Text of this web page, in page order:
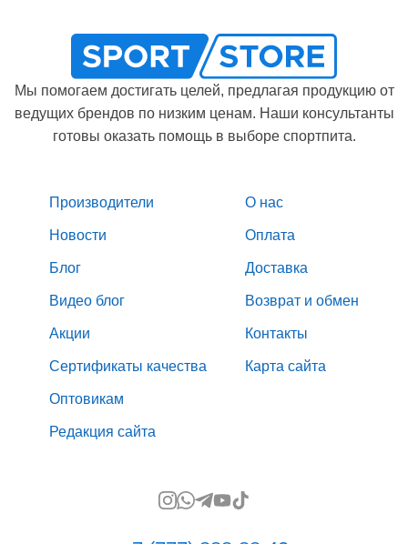
Мы помогаем достигать целей, предлагая продукцию от
ведущих брендов по низким ценам. Наши консультанты
готовы оказать помощь в выборе спортпита.
Производители
Новости
Блог
Видео блог
Акции
Сертификаты качества
Оптовикам
Редакция сайта
О нас
Оплата
Доставка
Возврат и обмен
Контакты
Карта сайта